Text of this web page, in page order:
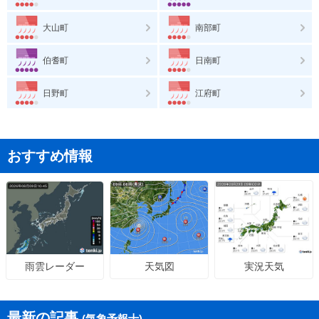
大山町 南部町
伯耆町 日南町
日野町 江府町
おすすめ情報
雨雲レーダー 天気図 実況天気